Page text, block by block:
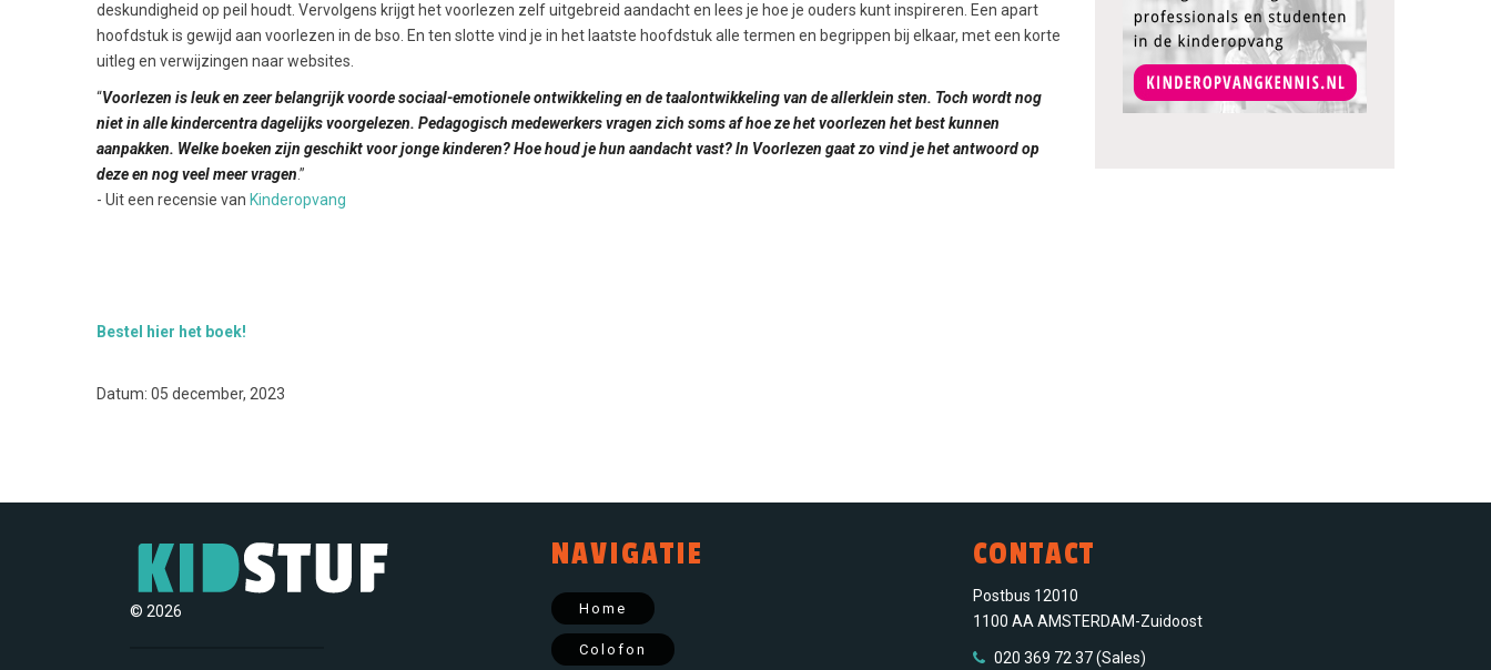
deskundigheid op peil houdt. Vervolgens krijgt het voorlezen zelf uitgebreid aandacht en lees je hoe je ouders kunt inspireren. Een apart
hoofdstuk is gewijd aan voorlezen in de bso. En ten slotte vind je in het laatste hoofdstuk alle termen en begrippen bij elkaar, met een korte
uitleg en verwijzingen naar websites.
“Voorlezen is leuk en zeer belangrijk voorde sociaal-emotionele ontwikkeling en de taalontwikkeling van de allerklein sten. Toch wordt nog
niet in alle kindercentra dagelijks voorgelezen. Pedagogisch medewerkers vragen zich soms af hoe ze het voorlezen het best kunnen
aanpakken. Welke boeken zijn geschikt voor jonge kinderen? Hoe houd je hun aandacht vast? ln Voorlezen gaat zo vind je het antwoord op
deze en nog veel meer vragen.”
- Uit een recensie van Kinderopvang
Bestel hier het boek!
Datum: 05 december, 2023
© 2026
NAVIGATIE
Home
Colofon
CONTACT
Postbus 12010
1100 AA AMSTERDAM-Zuidoost
020 369 72 37 (Sales)